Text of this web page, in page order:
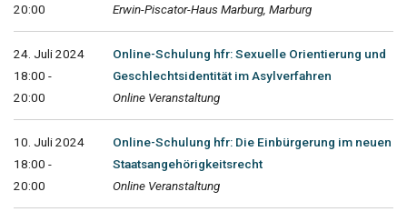
20:00
Erwin-Piscator-Haus Marburg, Marburg
24. Juli 2024
18:00 -
20:00
Online-Schulung hfr: Sexuelle Orientierung und
Geschlechtsidentität im Asylverfahren
Online Veranstaltung
10. Juli 2024
18:00 -
20:00
Online-Schulung hfr: Die Einbürgerung im neuen
Staatsangehörigkeitsrecht
Online Veranstaltung